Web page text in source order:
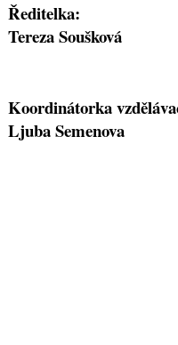
Ředitelka:
Tereza Soušková
Koordinátorka
Ljuba Semenova